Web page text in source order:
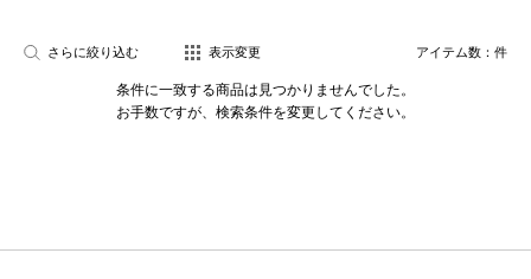
さらに絞り込む 表示変更 アイテム数： 件
条件に一致する商品は見つかりませんでした。
お手数ですが、検索条件を変更してください。